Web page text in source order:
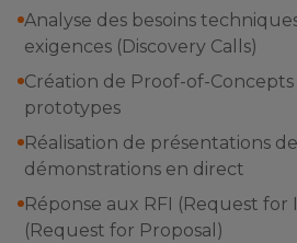
Analyse des besoins
exigences (Discovery Calls)
Création de Proof-of-Concepts
prototypes
Réalisation de présentations
démonstrations en direct
Réponse aux RFI (Request
(Request for Proposal)